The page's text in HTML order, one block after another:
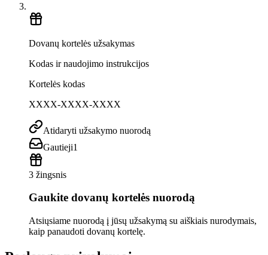
Dovanų kortelės užsakymas
Kodas ir naudojimo instrukcijos
Kortelės kodas
XXXX-XXXX-XXXX
Atidaryti užsakymo nuorodą
Gautieji1
3 žingsnis
Gaukite dovanų kortelės nuorodą
Atsiųsiame nuorodą į jūsų užsakymą su aiškiais nurodymais,
kaip panaudoti dovanų kortelę.